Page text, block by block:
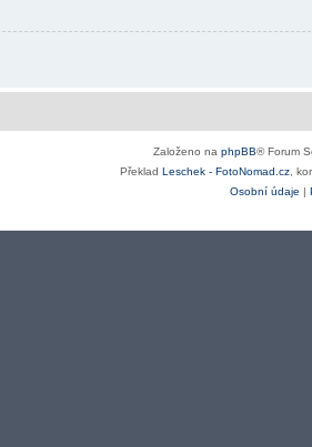
Založeno na phpBB® Forum
Překlad Leschek - FotoNomad.cz,
Osobní údaje |